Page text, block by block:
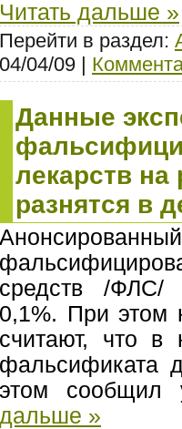
Читать дальше »
Перейти в раздел:
04/04/09 |
Данные
лекарств
разнятся в
средств /ФЛС/
0,1%. При этом
считают, что в
фальсификата
этом
дальше »